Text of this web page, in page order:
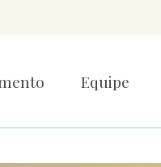
Equipe